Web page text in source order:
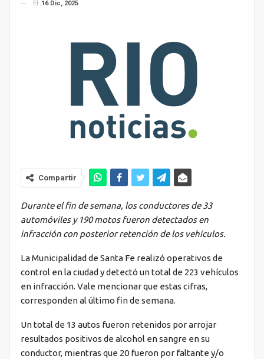
El
16 Dic, 2025
Compartir
Durante el fin de semana, los conductores de 33
automóviles y 190 motos fueron detectados en
infracción con posterior retención de los vehículos.
La Municipalidad de Santa Fe realizó operativos de
control en la ciudad y detectó un total de 223 vehículos
en infracción. Vale mencionar que estas cifras,
corresponden al último fin de semana.
Un total de 13 autos fueron retenidos por arrojar
resultados positivos de alcohol en sangre en su
conductor, mientras que 20 fueron por faltante y/o